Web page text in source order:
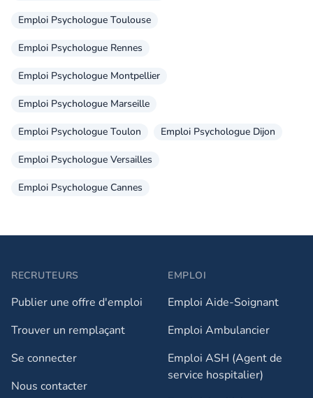
Emploi Psychologue Toulouse
Emploi Psychologue Rennes
Emploi Psychologue Montpellier
Emploi Psychologue Marseille
Emploi Psychologue Toulon Emploi Psychologue Dijon
Emploi Psychologue Versailles
Emploi Psychologue Cannes
RECRUTEURS
Publier une offre d'emploi
Trouver un remplaçant
Se connecter
Nous contacter
EMPLOI
Emploi Aide-Soignant
Emploi Ambulancier
Emploi ASH (Agent de
service hospitalier)